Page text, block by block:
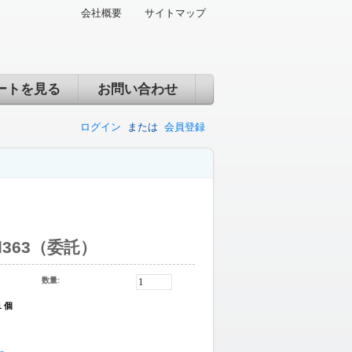
会社概要 サイトマップ
トを見る お問い合わせ
ログイン または 会員登録
（委託）
個
数量: